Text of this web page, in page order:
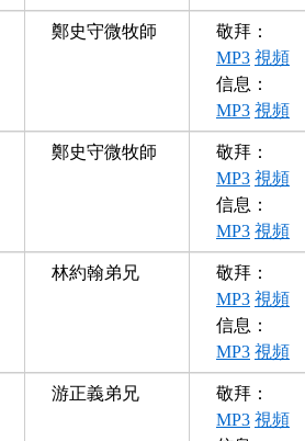
鄭史守微牧師
敬拜：
MP3 視頻
信息：
MP3 視頻
鄭史守微牧師
敬拜：
MP3 視頻
信息：
MP3 視頻
林約翰弟兄
敬拜：
MP3 視頻
信息：
MP3 視頻
游正義弟兄
敬拜：
MP3 視頻